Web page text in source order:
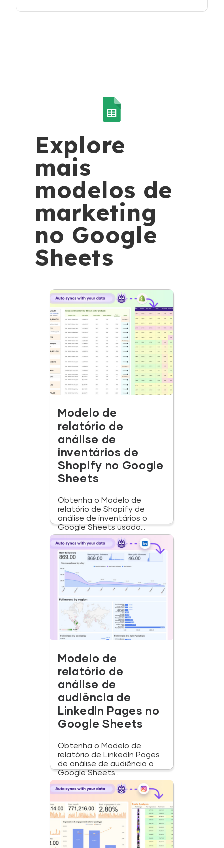
Explore
mais
modelos de
marketing
no Google
Sheets
Modelo de
relatório de
análise de
inventários de
Shopify no Google
Sheets
Obtenha o Modelo de
relatório de Shopify de
análise de inventários o
Google Sheets usado...
Modelo de
relatório de
análise de
audiência de
LinkedIn Pages no
Google Sheets
Obtenha o Modelo de
relatório de LinkedIn Pages
de análise de audiência o
Google Sheets...